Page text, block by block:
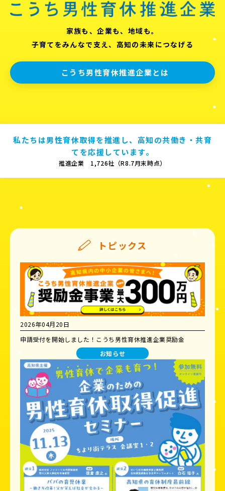
家族も、企業も、地域も。
子育てをみんなで支え、高知の未来につなげる
こうち男性育休推進企業とは
私たちは男性育休取得を推進し、高知の共働き・共育
てを応援しています。
推進企業 1,726社（R8.7月末時点）
トピックス
2026年04月20日
申請受付を開始しました！こうち男性育休推進企業奨励金
お知らせ